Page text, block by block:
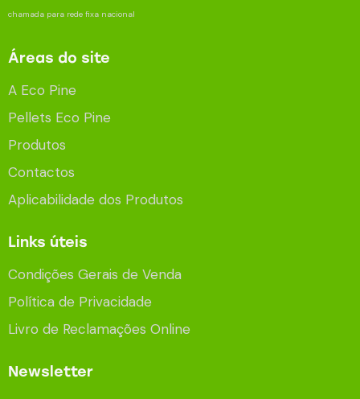
chamada para rede fixa nacional
Áreas do site
A Eco Pine
Pellets Eco Pine
Produtos
Contactos
Aplicabilidade dos Produtos
Links úteis
Condições Gerais de Venda
Política de Privacidade
Livro de Reclamações Online
Newsletter